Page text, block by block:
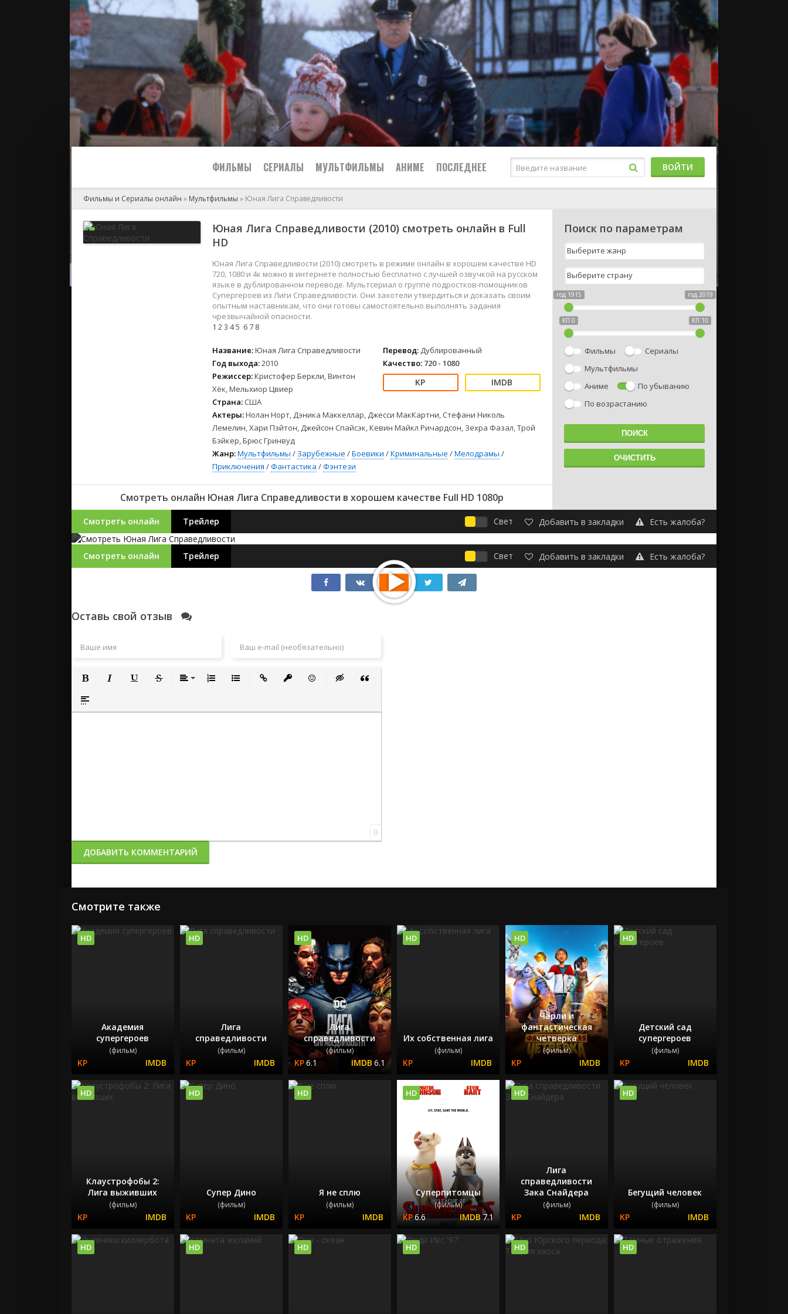
ФИЛЬМЫ
2024
2023
2022
2021
Русские
Зарубежные
Боевики
Детективы
Детские
Драмы
Комедии
Мелодрамы
Семейные
Спорт
Триллеры
Ужасы
СЕРИАЛЫ МУЛЬТФИЛЬМЫ АНИМЕ ПОСЛЕДНЕЕ
2023
2022
2021
Зарубежные
ВОЙТИ
Фильмы и Сериалы онлайн » Мультфильмы » Юная Лига Справедливости
Юная Лига Справедливости (2010) смотреть онлайн в Full
HD
Юная Лига Справедливости (2010) смотреть в режиме онлайн в хорошем качестве HD
720, 1080 и 4к можно в интернете полностью бесплатно с лучшей озвучкой на русском
языке в дублированном переводе. Мультсериал о группе подростков-помощников
Супергероев из Лиги Справедливости. Они захотели утвердиться и доказать своим
опытным наставникам, что они готовы самостоятельно выполнять задания
чрезвычайной опасности.
1 23 45 67 8
Название:Юная Лига Справедливости
Год выхода:2010
Режиссер:Кристофер Беркли, Винтон
Хёк, Мельхиор Цвиер
Страна: США
Перевод: Дублированный
Качество: 720 - 1080
Актеры:Нолан Норт, Дэника Маккеллар, Джесси МакКартни, Стефани Николь
Лемелин, Хари Пэйтон, Джейсон Спайсэк, Кевин Майкл Ричардсон, Зехра Фазал, Трой
Бэйкер, Брюс Гринвуд
Жанр:Мультфильмы / Зарубежные /Боевики /Криминальные /Мелодрамы /
Приключения /Фантастика /Фэнтези
Смотреть онлайн Юная Лига Справедливости в хорошем качестве Full HD 1080p
Поиск по параметрам
год 1915 год 2019
КП 0 КП 10
Фильмы
Сериалы
Мультфильмы
Аниме
По убыванию
По возрастанию
Смотреть онлайн Трейлер Свет Добавить в закладки Есть жалоба?
Смотреть онлайн Трейлер Свет Добавить в закладки Есть жалоба?
Оставь свой отзыв
Полужирный
Вставка спойлера
0
ДОБАВИТЬ КОММЕНТАРИЙ
Смотрите также
Академия
супергероев
(фильм)
HD
Лига
справедливости
(фильм)
HD
Лига
справедливости
(фильм)
6.1 6.1
HD
Их собственная лига
(фильм)
HD
Чарли и
фантастическая
четверка
(фильм)
HD
Детский сад
супергероев
(фильм)
HD
Клаустрофобы 2:
Лига выживших
(фильм)
HD
Супер Дино
(фильм)
HD
Я не сплю
(фильм)
HD
Суперпитомцы
(фильм)
6.6 7.1
HD
Лига
справедливости
Зака Снайдера
(фильм)
HD
Бегущий человек
(фильм)
HD
HD HD HD HD HD HD